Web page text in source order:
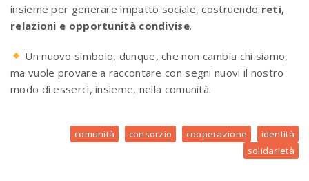
insieme per generare impatto sociale, costruendo reti,
relazioni e opportunità condivise.
Un nuovo simbolo, dunque, che non cambia chi siamo,
ma vuole provare a raccontare con segni nuovi il nostro
modo di esserci, insieme, nella comunità.
comunità consorzio cooperazione
identità
solidarietà